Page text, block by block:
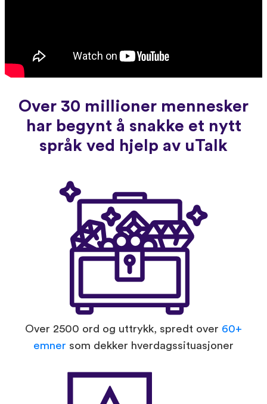
Over 30 millioner mennesker
har begynt å snakke et nytt
språk ved hjelp av uTalk
Over 2500 ord og uttrykk, spredt over 60+
emner som dekker hverdagssituasjoner